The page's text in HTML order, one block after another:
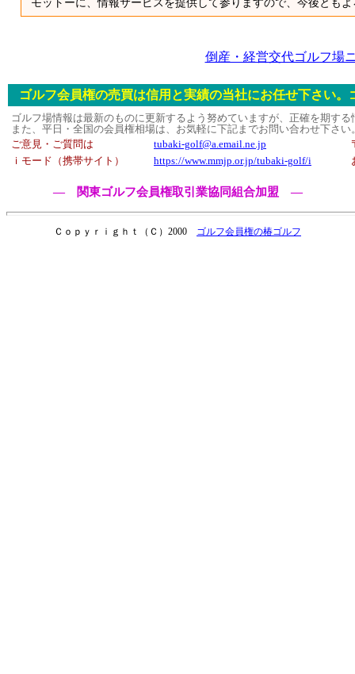
倒産・経営交代ゴルフ場
ゴルフ会員権の売買は信用と実績の当社にお任せ下さい
ゴルフ場情報は最新のものに更新するよう努めていますが、正確を期す
また、平日・全国の会員権相場は、お気軽に下記までお問い合わせ下さい
ご意見・ご質問は tubaki-golf@a.email.ne.jp
ｉモード（携帯サイト）
https://www.mmjp.or.jp/tubaki-golf/i
― 関東ゴルフ会員権取引業協同組合加盟 ―
Ｃｏｐｙｒｉｇｈｔ（Ｃ）2000 ゴルフ会員権の椿ゴルフ